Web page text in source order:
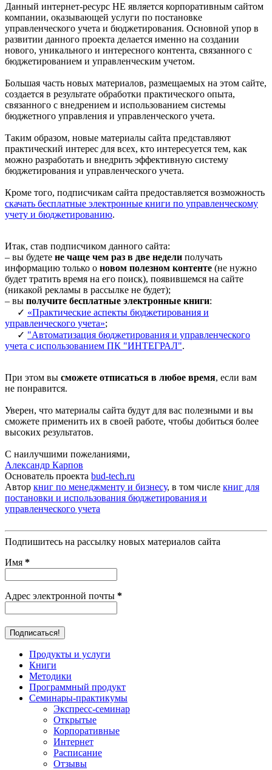
Данный интернет-ресурс НЕ является корпоративным сайтом
компании, оказывающей услуги по постановке
управленческого учета и бюджетирования. Основной упор в
развитии данного проекта делается именно на создании
нового, уникального и интересного контента, связанного с
бюджетированием и управленческим учетом.
Большая часть новых материалов, размещаемых на этом сайте,
создается в результате обработки практического опыта,
связанного с внедрением и использованием системы
бюджетного управления и управленческого учета.
Таким образом, новые материалы сайта представляют
практический интерес для всех, кто интересуется тем, как
можно разработать и внедрить эффективную систему
бюджетирования и управленческого учета.
Кроме того, подписчикам сайта предоставляется возможность
скачать бесплатные электронные книги по управленческому
учету и бюджетированию.
Итак, став подписчиком данного сайта:
– вы будете не чаще чем раз в две недели получать
информацию только о новом полезном контенте (не нужно
будет тратить время на его поиск), появившемся на сайте
(никакой рекламы в рассылке не будет);
– вы получите бесплатные электронные книги:
✓ «Практические аспекты бюджетирования и
управленческого учета»;
✓ "Автоматизация бюджетирования и управленческого
учета с использованием ПК "ИНТЕГРАЛ".
При этом вы сможете отписаться в любое время, если вам
не понравится.
Уверен, что материалы сайта будут для вас полезными и вы
сможете применить их в своей работе, чтобы добиться более
высоких результатов.
С наилучшими пожеланиями,
Александр Карпов
Основатель проекта bud-tech.ru
Автор книг по менеджменту и бизнесу, в том числе книг для
постановки и использования бюджетирования и
управленческого учета
Подпишитесь на рассылку новых материалов сайта
Имя *
Адрес электронной почты *
Продукты и услуги
Книги
Методики
Программный продукт
Семинары-практикумы
Экспресс-семинар
Открытые
Корпоративные
Интернет
Расписание
Отзывы